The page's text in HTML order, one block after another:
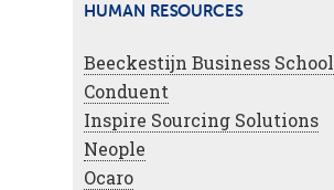
HUMAN RESOURCES
Beeckestijn Business School
Conduent
Inspire Sourcing Solutions
Neople
Ocaro